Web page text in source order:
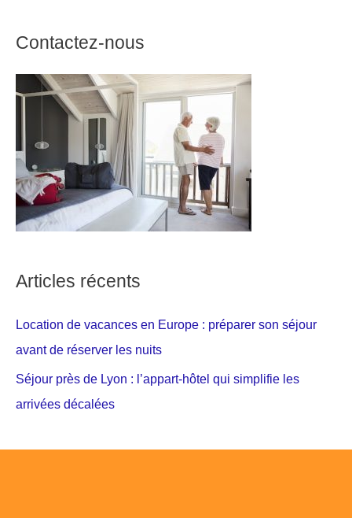
Contactez-nous
Articles récents
Location de vacances en Europe : préparer son séjour
avant de réserver les nuits
Séjour près de Lyon : l’appart-hôtel qui simplifie les
arrivées décalées